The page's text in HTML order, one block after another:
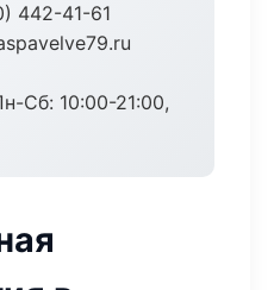
442-41-61
Сб: 10:00-21:00,